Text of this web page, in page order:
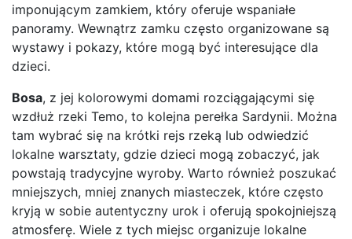
imponującym zamkiem, który oferuje wspaniałe
panoramy. Wewnątrz zamku często organizowane są
wystawy i pokazy, które mogą być interesujące dla
dzieci.
Bosa, z jej kolorowymi domami rozciągającymi się
wzdłuż rzeki Temo, to kolejna perełka Sardynii. Można
tam wybrać się na krótki rejs rzeką lub odwiedzić
lokalne warsztaty, gdzie dzieci mogą zobaczyć, jak
powstają tradycyjne wyroby. Warto również poszukać
mniejszych, mniej znanych miasteczek, które często
kryją w sobie autentyczny urok i oferują spokojniejszą
atmosferę. Wiele z tych miejsc organizuje lokalne